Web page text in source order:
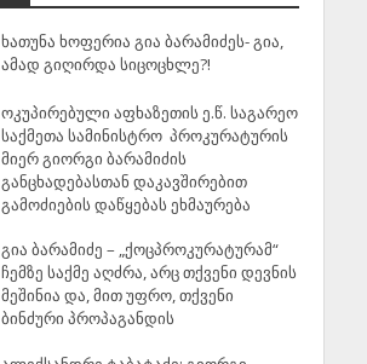
ხათუნა ხოფერია გია ბარამიძეს- გია,
ამად გიღირდა სიცოცხლე?!
ოკუპირებული აფხაზეთის ე.წ. საგარეო
საქმეთა სამინისტრო პროკურატურის
მიერ გიორგი ბარამიძის
განცხადებასთან დაკავშირებით
გამოძიების დაწყებას ეხმაურება
გია ბარამიძე – „ქოცპროკურატურამ“
ჩემზე საქმე აღძრა, არც თქვენი დევნის
მეშინია და, მით უფრო, თქვენი
ბინძური პროპაგანდის